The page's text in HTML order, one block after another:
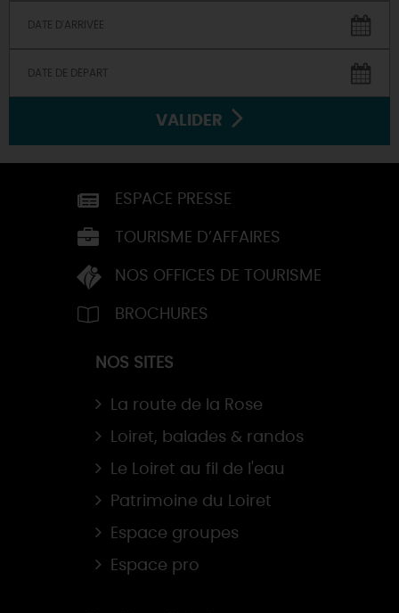
VALIDER
ESPACE PRESSE
TOURISME D’AFFAIRES
NOS OFFICES DE TOURISME
BROCHURES
NOS SITES
La route de la Rose
Loiret, balades & randos
Le Loiret au fil de l'eau
Patrimoine du Loiret
Espace groupes
Espace pro